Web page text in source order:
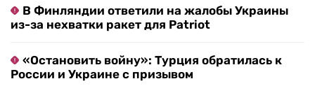
В Финляндии ответили на жалобы Украины
из-за нехватки ракет для Patriot
«Остановить войну»: Турция обратилась к
России и Украине с призывом